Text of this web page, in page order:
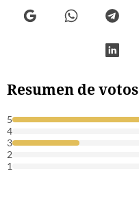
Resumen de votos
5
4
3
2
1